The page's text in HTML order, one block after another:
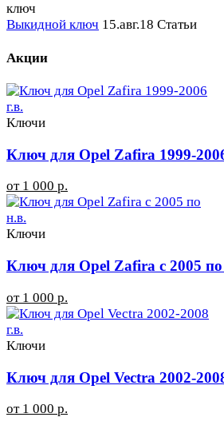
Выкидной ключ 15.авг.18 Статьи
Акции
Ключи
Ключ для Opel Zafira 1999-
от 1 000 р.
Ключи
Ключ для Opel Zafira с 2005
от 1 000 р.
Ключи
Ключ для Opel Vectra 2002-
от 1 000 р.